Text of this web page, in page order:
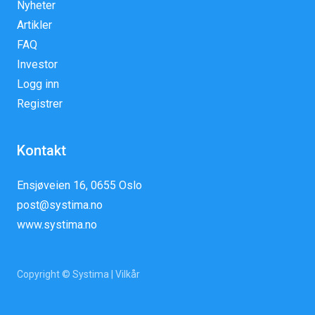
Nyheter
Artikler
FAQ
Investor
Logg inn
Registrer
Kontakt
Ensjøveien 16, 0655 Oslo
post@systima.no
www.systima.no
Copyright © Systima | Vilkår